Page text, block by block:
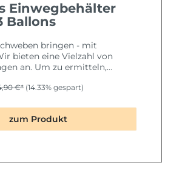
Einwegbehälter
Ballons
bringen - mit
bieten eine Vielzahl von
an. Um zu ermitteln,
das Volumen Eurer Ballons
immer beim jeweiligen
Heliumbehälter ist geeignet
9inch (8,0 l) = ca.
Herzballon 10inch (9,5 l)
€* (14.33% gespart)
zum Produkt